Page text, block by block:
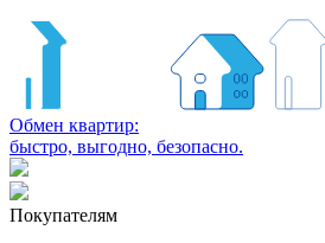
Обмен квартир:
быстро, выгодно, безопасно.
Покупателям